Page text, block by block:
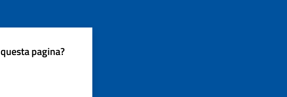
pagina?